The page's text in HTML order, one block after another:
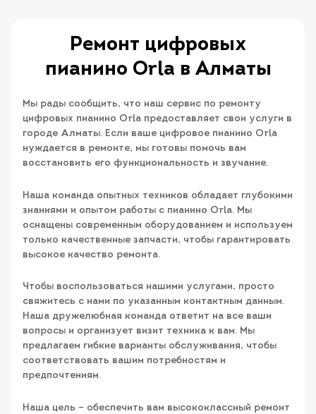
Ремонт цифровых
пианино Orla в Алматы
Мы рады сообщить, что наш сервис по ремонту
цифровых пианино Orla предоставляет свои услуги в
городе Алматы. Если ваше цифровое пианино Orla
нуждается в ремонте, мы готовы помочь вам
восстановить его функциональность и звучание.
Наша команда опытных техников обладает глубокими
знаниями и опытом работы с пианино Orla. Мы
оснащены современным оборудованием и используем
только качественные запчасти, чтобы гарантировать
высокое качество ремонта.
Чтобы воспользоваться нашими услугами, просто
свяжитесь с нами по указанным контактным данным.
Наша дружелюбная команда ответит на все ваши
вопросы и организует визит техника к вам. Мы
предлагаем гибкие варианты обслуживания, чтобы
соответствовать вашим потребностям и
предпочтениям.
Наша цель – обеспечить вам высококлассный ремонт